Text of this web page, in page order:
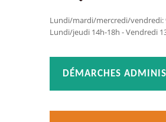
Lundi/mardi/mercredi/vendredi:
Lundi/jeudi 14h-18h - Vendredi
DÉMARCHES